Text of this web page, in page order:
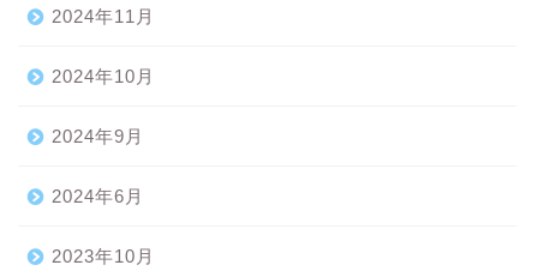
2024年11月
2024年10月
2024年9月
2024年6月
2023年10月